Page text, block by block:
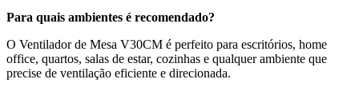
Para quais ambientes é recomendado?
O Ventilador de Mesa V30CM é perfeito para escritórios, home
office, quartos, salas de estar, cozinhas e qualquer ambiente que
precise de ventilação eficiente e direcionada.